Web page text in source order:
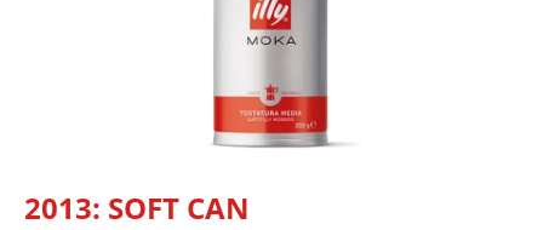
2013: SOFT CAN